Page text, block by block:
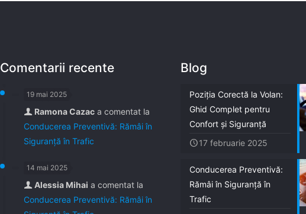
Comentarii recente
19 mai 2025
Ramona Cazac a comentat la
Conducerea Preventivă: Rămâi în
Siguranță în Trafic
14 mai 2025
Alessia Mihai a comentat la
Conducerea Preventivă: Rămâi în
Blog
Poziția Corectă la Volan:
Ghid Complet pentru
Confort și Siguranță
17 februarie 2025
Conducerea Preventivă:
Rămâi în Siguranță în
Trafic